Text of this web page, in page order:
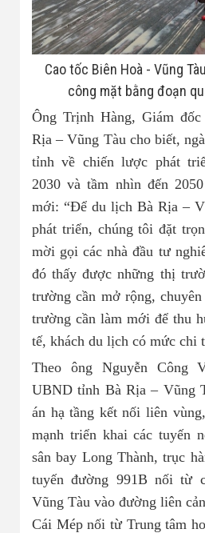
Cao tốc Biên Hoà - Vũng
công mặt bằng đoạn
Ông Trịnh Hàng, Giám
Rịa – Vũng Tàu cho biết,
tỉnh về chiến lược phát
2030 và tầm nhìn đến
mới: “Để du lịch Bà Rịa –
phát triển, chúng tôi đặt
mời gọi các nhà đầu tư
đó thấy được những thị
trường cần mở rộng,
trường cần làm mới để thu
tế, khách du lịch có mức chi
Theo ông Nguyễn Công
UBND tỉnh Bà Rịa – Vũng
án hạ tầng kết nối liên
mạnh triển khai các tuyến
sân bay Long Thành, trục
tuyến đường 991B nối từ
Vũng Tàu vào đường liên
Cái Mép nối từ Trung tâm